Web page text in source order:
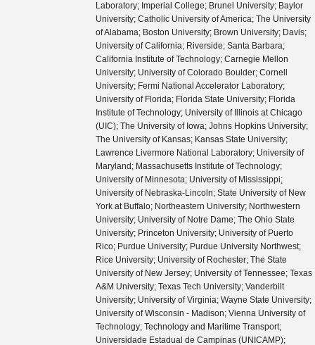
Laboratory; Imperial College; Brunel University; Baylor
University; Catholic University of America; The University
of Alabama; Boston University; Brown University; Davis;
University of California; Riverside; Santa Barbara;
California Institute of Technology; Carnegie Mellon
University; University of Colorado Boulder; Cornell
University; Fermi National Accelerator Laboratory;
University of Florida; Florida State University; Florida
Institute of Technology; University of Illinois at Chicago
(UIC); The University of Iowa; Johns Hopkins University;
The University of Kansas; Kansas State University;
Lawrence Livermore National Laboratory; University of
Maryland; Massachusetts Institute of Technology;
University of Minnesota; University of Mississippi;
University of Nebraska-Lincoln; State University of New
York at Buffalo; Northeastern University; Northwestern
University; University of Notre Dame; The Ohio State
University; Princeton University; University of Puerto
Rico; Purdue University; Purdue University Northwest;
Rice University; University of Rochester; The State
University of New Jersey; University of Tennessee; Texas
A&M University; Texas Tech University; Vanderbilt
University; University of Virginia; Wayne State University;
University of Wisconsin - Madison; Vienna University of
Technology; Technology and Maritime Transport;
Universidade Estadual de Campinas (UNICAMP);